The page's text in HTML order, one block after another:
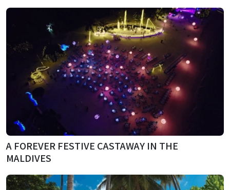
A FOREVER FESTIVE CASTAWAY IN THE
MALDIVES